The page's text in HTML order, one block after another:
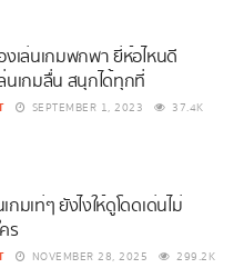
งเล่นเกมพกพา ยี่ห้อไหนดี
นเกมลื่น สนุกได้ทุกที่
SEPTEMBER 1, 2023 37.4K
กมเท่ๆ ยังไงให้ดูโดดเด่นไม่
ร
NOVEMBER 28, 2025 299.2K